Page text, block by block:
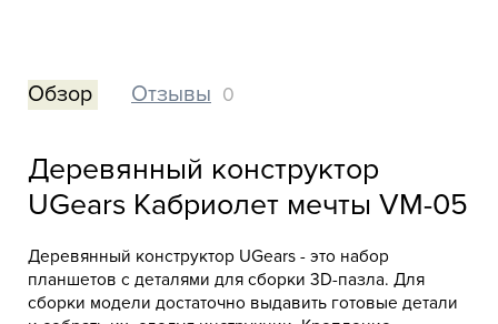
Обзор Отзывы 0
Деревянный конструктор
UGears Кабриолет мечты VM-05
Деревянный конструктор UGears - это набор
планшетов с деталями для сборки 3D-пазла. Для
сборки модели достаточно выдавить готовые детали